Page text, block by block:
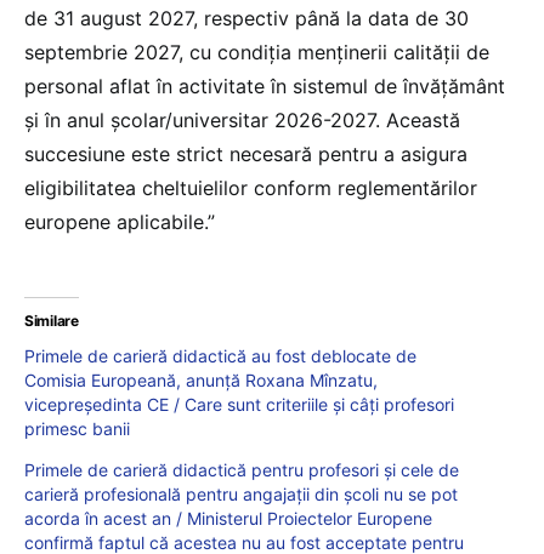
de 31 august 2027, respectiv până la data de 30
septembrie 2027, cu condiţia menţinerii calităţii de
personal aflat în activitate în sistemul de învăţământ
şi în anul şcolar/universitar 2026-2027. Această
succesiune este strict necesară pentru a asigura
eligibilitatea cheltuielilor conform reglementărilor
europene aplicabile.”
Similare
Primele de carieră didactică au fost deblocate de
Comisia Europeană, anunță Roxana Mînzatu,
vicepreședinta CE / Care sunt criteriile și câți profesori
primesc banii
Primele de carieră didactică pentru profesori și cele de
carieră profesională pentru angajații din școli nu se pot
acorda în acest an / Ministerul Proiectelor Europene
confirmă faptul că acestea nu au fost acceptate pentru